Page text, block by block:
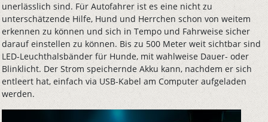
unerlässlich sind. Für Autofahrer ist es eine nicht zu
unterschätzende Hilfe, Hund und Herrchen schon von weitem
erkennen zu können und sich in Tempo und Fahrweise sicher
darauf einstellen zu können. Bis zu 500 Meter weit sichtbar sind
LED-Leuchthalsbänder für Hunde, mit wahlweise Dauer- oder
Blinklicht. Der Strom speichernde Akku kann, nachdem er sich
entleert hat, einfach via USB-Kabel am Computer aufgeladen
werden.